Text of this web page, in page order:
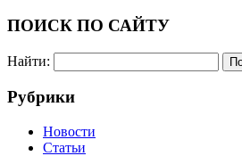
ПОИСК ПО САЙТУ
Найти:
Рубрики
Новости
Статьи